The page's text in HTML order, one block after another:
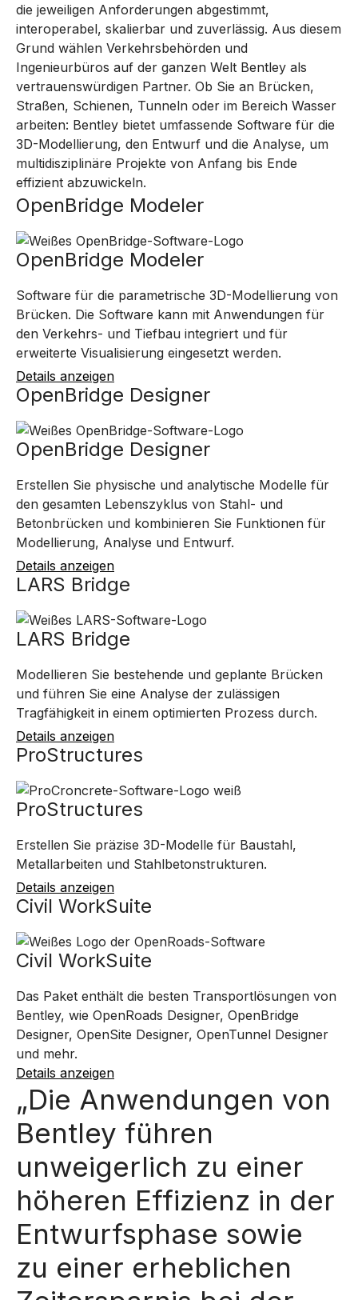
die jeweiligen Anforderungen abgestimmt,
interoperabel, skalierbar und zuverlässig. Aus diesem
Grund wählen Verkehrsbehörden und
Ingenieurbüros auf der ganzen Welt Bentley als
vertrauenswürdigen Partner. Ob Sie an Brücken,
Straßen, Schienen, Tunneln oder im Bereich Wasser
arbeiten: Bentley bietet umfassende Software für die
3D-Modellierung, den Entwurf und die Analyse, um
multidisziplinäre Projekte von Anfang bis Ende
effizient abzuwickeln.
OpenBridge Modeler
OpenBridge Modeler
Software für die parametrische 3D-Modellierung von
Brücken. Die Software kann mit Anwendungen für
den Verkehrs- und Tiefbau integriert und für
erweiterte Visualisierung eingesetzt werden.
Details anzeigen
OpenBridge Designer
OpenBridge Designer
Erstellen Sie physische und analytische Modelle für
den gesamten Lebenszyklus von Stahl- und
Betonbrücken und kombinieren Sie Funktionen für
Modellierung, Analyse und Entwurf.
Details anzeigen
LARS Bridge
LARS Bridge
Modellieren Sie bestehende und geplante Brücken
und führen Sie eine Analyse der zulässigen
Tragfähigkeit in einem optimierten Prozess durch.
Details anzeigen
ProStructures
ProStructures
Erstellen Sie präzise 3D-Modelle für Baustahl,
Metallarbeiten und Stahlbetonstrukturen.
Details anzeigen
Civil WorkSuite
Civil WorkSuite
Das Paket enthält die besten Transportlösungen von
Bentley, wie OpenRoads Designer, OpenBridge
Designer, OpenSite Designer, OpenTunnel Designer
und mehr.
Details anzeigen
„Die Anwendungen von
Bentley führen
unweigerlich zu einer
höheren Effizienz in der
Entwurfsphase sowie
zu einer erheblichen